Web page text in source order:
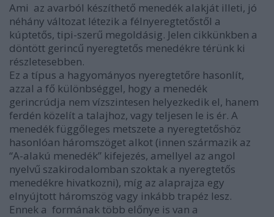
Ami az avarból készíthető menedék alakját illeti, jó
néhány változat létezik a félnyeregtetőstől a
kúptetős, tipi-szerű megoldásig. Jelen cikkünkben a
döntött gerincű nyeregtetős menedékre térünk ki
részletesebben.
Ez a típus a hagyományos nyeregtetőre hasonlít,
azzal a fő különbséggel, hogy a menedék
gerincrúdja nem vízszintesen helyezkedik el, hanem
ferdén közelít a talajhoz, vagy teljesen le is ér. A
menedék függőleges metszete a nyeregtetőshöz
hasonlóan háromszöget alkot (innen származik az
“A-alakú menedék” kifejezés, amellyel az angol
nyelvű szakirodalomban szoktak a nyeregtetős
menedékre hivatkozni), míg az alaprajza egy
elnyújtott háromszög vagy inkább trapéz lesz.
Ennek a formának több előnye is van a